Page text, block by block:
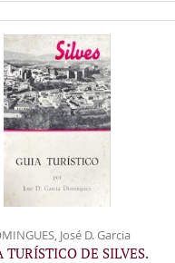
José D. Garcia
TURÍSTICO DE SILVES.